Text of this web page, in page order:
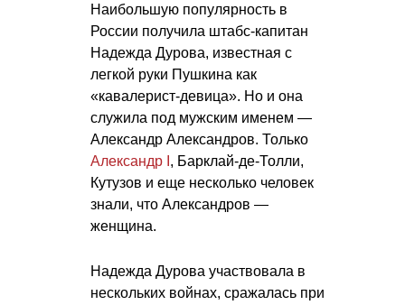
Наибольшую популярность в
России получила штабс-капитан
Надежда Дурова, известная с
легкой руки Пушкина как
«кавалерист-девица». Но и она
служила под мужским именем —
Александр Александров. Только
Александр I , Барклай-де-Толли,
Кутузов и еще несколько человек
знали, что Александров —
женщина.
Надежда Дурова участвовала в
нескольких войнах, сражалась при